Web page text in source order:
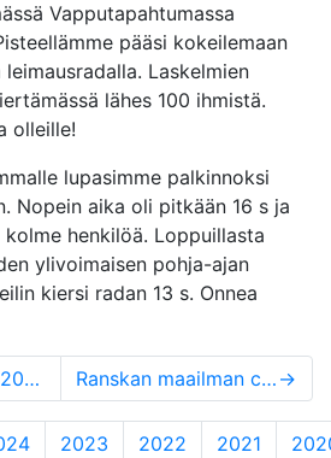
Vapputapahtumassa
pääsi kokeilemaan
Laskelmien
lähes 100 ihmistä.
olleille!
lupasimme palkinnoksi
Nopein aika oli pitkään 16 s ja
henkilöä. Loppuillasta
ylivoimaisen pohja-ajan
kiersi radan 13 s. Onnea
Ranskan maailman cupista kokemusta Monalle ja Konstalle →
2023 2022 2021